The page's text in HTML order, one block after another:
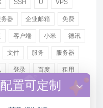
SSH U VPS
器 企业邮箱 免费
客户端 小米 德讯
文件 服务 服务器
登录 百度 租用
证书 配置 阿里
置可定制